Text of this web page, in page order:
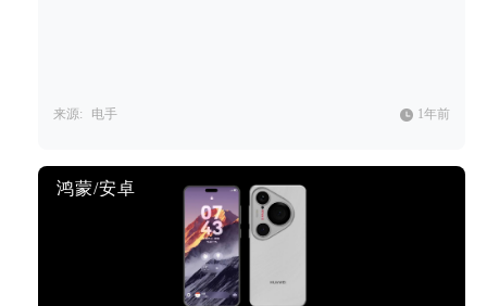
来源: 电手 1年前
鸿蒙/安卓